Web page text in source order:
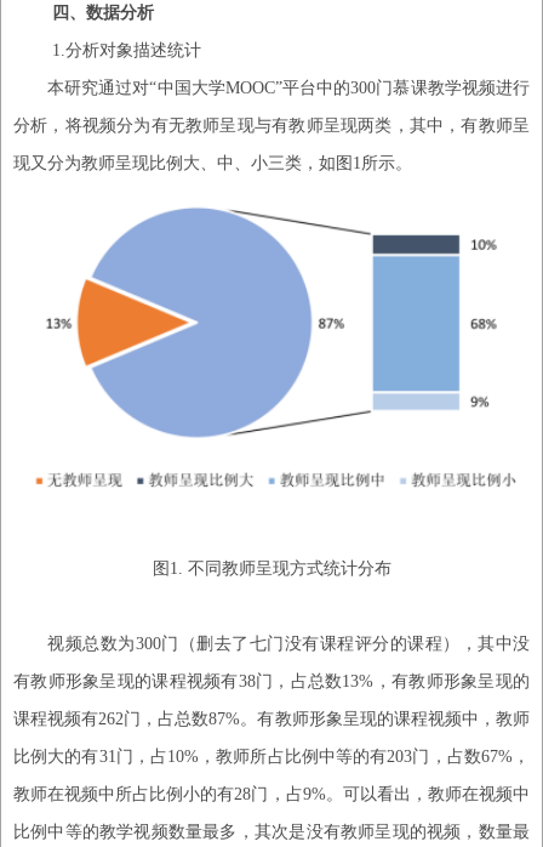
四、 数据分析
1.分析对象描述统计
本研究通过对“中国大学MOOC”平台中的300门慕课教学视频进行
分析，将视频分为有无教师呈现与有教师呈现两类，其中，有教师呈
现又分为教师呈现比例大、中、小三类，如图1所示。
图 1 不同教师呈现方式统计分布
视频总数为300门（删去了七门没有课程评分的课程），其中没
有教师形象呈现的课程视频有38门，占总数13%，有教师形象呈现的
课程视频有262门，占总数87%。有教师形象呈现的课程视频中，教师
比例大的有31门，占10%，教师所占比例中等的有203门，占数67%，
教师在视频中所占比例小的有28门，占9%。可以看出，教师在视频中
比例中等的教学视频数量最多，其次是没有教师呈现的视频，数量最